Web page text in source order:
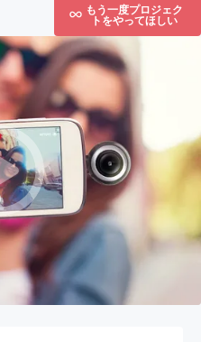
もう一度プロジェク
トをやってほしい